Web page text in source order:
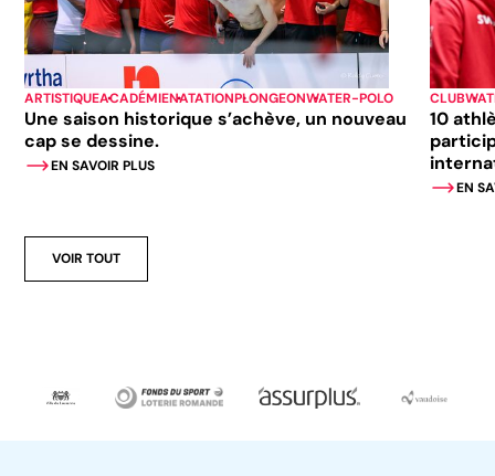
ARTISTIQUEACADÉMIENATATIONPLONGEONWATER-POLO
Une saison historique s’achève, un nouveau
cap se dessine.
EN SAVOIR PLUS
CLUB
10
EN
VOIR TOUT